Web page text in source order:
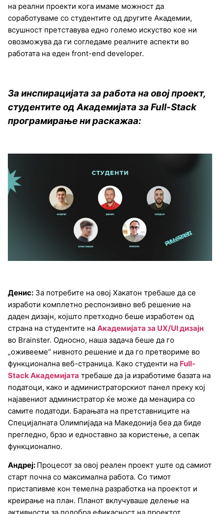
на реални проекти кога имаме можност да
соработуваме со студентите од другите Академии,
всушност претставува едно големо искуство кое ни
овозможува да ги согледаме реалните аспекти во
работата на еден front-end developer.
За инспирацијата за работа на овој проект,
студентите од Академијата за Full-Stack
програмирање ни раскажаа:
Денис: За потребите на овој Хакатон требаше да се
изработи комплетно респонзивно веб решение на
даден дизајн, којшто претходно беше изработен од
страна на студентите на Академијата за UX/UI дизајн
во Brainster. Односно, наша задача беше да го
„оживееме“ нивното решение и да го претвориме во
функционална веб-страница. Како студенти на Full-
Stack Академијата требаше да ја изработиме базата на
податоци, како и администраторскиот панел преку кој
најавениот администратор ќе може да менаџира со
самите податоди. Барањата на претставниците на
Специјалната Олимпијада на Македонија беа да биде
прегледно, брзо и едноставно за користење, а сепак
функционално.
Андреј: Процесот за овој реален проект уште од самиот
старт почна со максимална работа. Со тимот
пристапивме кон темелна разработка на проектот и
креирање на план. Планот вклучуваше делење на